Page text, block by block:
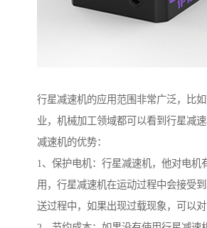
行星减速机的应用范围非常广泛，比
业，机械加工领域都可以看到行星减
减速机的优势：
1、保护电机：行星减速机，他对电机
用，行星减速机在运动过程中会接受
送过程中，如果出现过载现象，可以对